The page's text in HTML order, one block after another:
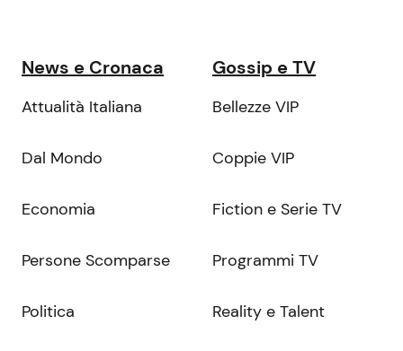
News e Cronaca
Attualità Italiana
Dal Mondo
Economia
Persone Scomparse
Politica
Gossip e TV
Bellezze VIP
Coppie VIP
Fiction e Serie TV
Programmi TV
Reality e Talent